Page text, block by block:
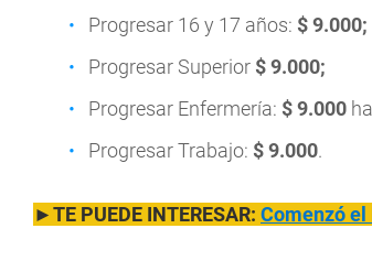
Progresar 16 y 17 años: $ 9.000;
Progresar Superior $ 9.000;
Progresar Enfermería: $ 9.000
Progresar Trabajo: $ 9.000.
►TE PUEDE INTERESAR: Comenzó